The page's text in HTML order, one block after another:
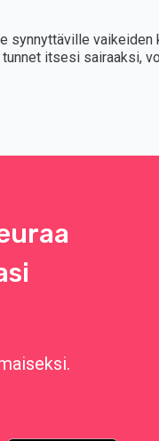
synnyttäville
itsesi sairaaksi,